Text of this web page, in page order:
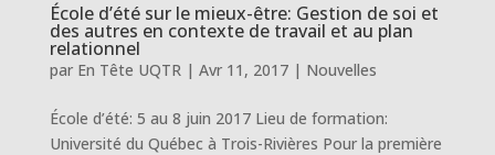
École d’été sur le mieux-être: Gestion de soi et
des autres en contexte de travail et au plan
relationnel
par En Tête UQTR| Avr 11, 2017| Nouvelles
École d’été: 5 au 8 juin 2017 Lieu de formation:
Université du Québec à Trois-Rivières Pour la première